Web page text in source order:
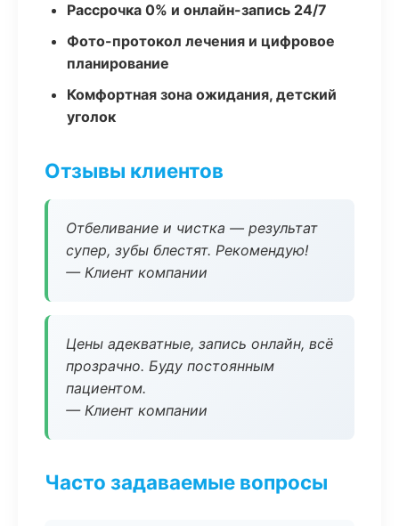
Рассрочка 0% и онлайн-запись 24/7
Фото-протокол лечения и цифровое
планирование
Комфортная зона ожидания, детский
уголок
Отзывы клиентов
Отбеливание и чистка — результат
супер, зубы блестят. Рекомендую!
— Клиент компании
Цены адекватные, запись онлайн, всё
прозрачно. Буду постоянным
пациентом.
— Клиент компании
Часто задаваемые вопросы